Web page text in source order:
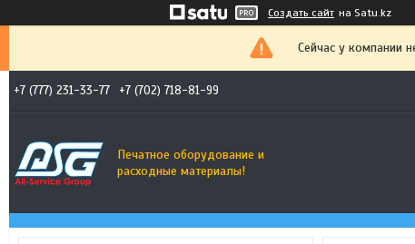
Создать сайт на Satu.kz
Сейчас у компании
+7 (777) 231-33-77 +7 (702) 718-81-99
Печатное оборудование и
расходные материалы!